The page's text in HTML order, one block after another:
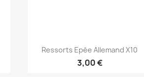
Aperçu rapide
Ressorts Epée Allemand X10
3,00 €